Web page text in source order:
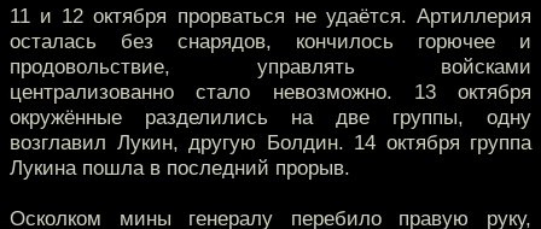
11 и 12 октября прорваться не удаётся. Артиллерия
осталась без снарядов, кончилось горючее и
продовольствие, управлять войсками
централизованно стало невозможно. 13 октября
окружённые разделились на две группы, одну
возглавил Лукин, другую Болдин. 14 октября группа
Лукина пошла в последний прорыв.
Осколком мины генералу перебило правую руку,